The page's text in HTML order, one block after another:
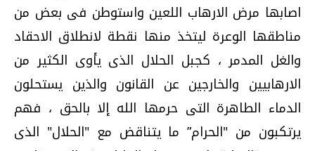
اصابها مرض الارهاب اللعين واستوطن فى بعض من
مناطقها الوعرة ليتخذ منها نقطة لانطلاق الاحقاد
والغل المدمر ، كجبل الحلال الذى يأوى الكثير من
الارهابيين والخارجين عن القانون والذين يستحلون
الدماء الطاهرة التى حرمها الله إلا بالحق ، فهم
يرتكبون من "الحرام” ما يتناقض مع "الحلال" الذى